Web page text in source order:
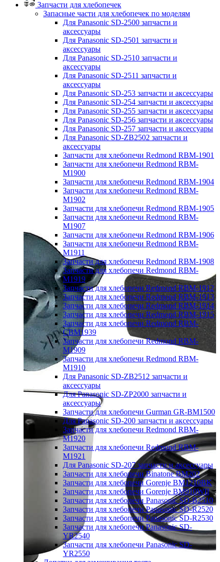
Запчасти для хлебопечек
Запасные части для хлебопечек по моделям
Для Panasonic SD-2500 запчасти и
аксессуары
Для Panasonic SD-2501 запчасти и
аксессуары
Для Panasonic SD-2510 запчасти и
аксессуары
Для Panasonic SD-2511 запчасти и
аксессуары
Для Panasonic SD-253 запчасти и аксессуары
Для Panasonic SD-254 запчасти и аксессуары
Для Panasonic SD-255 запчасти и аксессуары
Для Panasonic SD-256 запчасти и аксессуары
Для Panasonic SD-257 запчасти и аксессуары
Для Panasonic SD-ZB2502 запчасти и
аксессуары
Запчасти для хлебопечи Redmond RBM-1901
Запчасти для хлебопечи Redmond RBM-
M1900
Запчасти для хлебопечи Redmond RBM-1904
Запчасти для хлебопечи Redmond RBM-
M1902
Запчасти для хлебопечи Redmond RBM-1905
Запчасти для хлебопечи Redmond RBM-
M1907
Запчасти для хлебопечи Redmond RBM-1906
Запчасти для хлебопечи Redmond RBM-
M1911
Запчасти для хлебопечи Redmond RBM-1908
Запчасти для хлебопечи Redmond RBM-
M1919
Запчасти для хлебопечи Redmond RBM-1912
Запчасти для хлебопечи Redmond RBM-1913
Запчасти для хлебопечи Redmond RBM-1914
Запчасти для хлебопечи Redmond RBM-1915
Запчасти для хлебопечи Redmond RBM-
CBM1939
Запчасти для хлебопечи Redmond RBM-
M1909
Запчасти для хлебопечи Redmond RBM-
M1910
Для Panasonic SD-ZB2512 запчасти и
аксессуары
Для Panasonic SD-ZP2000 запчасти и
аксессуары
Запчасти для хлебопечи Gurman GR-BM1500
Для Panasonic SD-200 запчасти и аксессуары
Запчасти для хлебопечи Redmond RBM-
M1920
Запчасти для хлебопечи Redmond RBM-
M1921
Для Panasonic SD-207 запчасти и аксессуары
Запчасти для хлебопечи Binatone BM202
Запчасти для хлебопечи Gorenje BM1210BK
Запчасти для хлебопечи Gorenje BM910WII
Запчасти для хлебопечи Panasonic SD-B2510
Запчасти для хлебопечи Panasonic SD-R2520
Запчасти для хлебопечи Panasonic SD-R2530
Запчасти для хлебопечи Panasonic SD-
YR2540
Запчасти для хлебопечи Panasonic SD-
YR2550